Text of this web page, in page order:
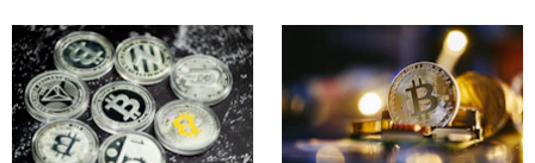
RRCNEWS_RU RRCNEWS_RU